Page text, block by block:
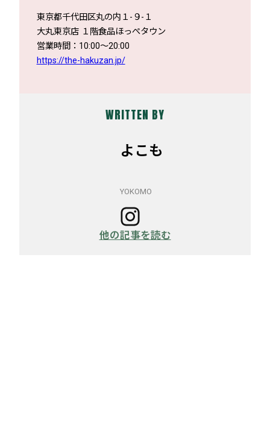
東京都千代田区丸の内１-９-１
大丸東京店 １階食品ほっぺタウン
営業時間：10:00～20:00
https://the-hakuzan.jp/
WRITTEN BY
よこも
YOKOMO
他の記事を読む